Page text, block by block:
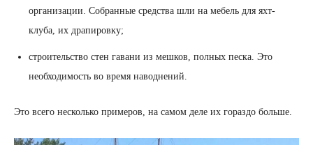
организации. Собранные средства шли на мебель для яхт-
клуба, их драпировку;
строительство стен гавани из мешков, полных песка. Это
необходимость во время наводнений.
Это всего несколько примеров, на самом деле их гораздо больше.